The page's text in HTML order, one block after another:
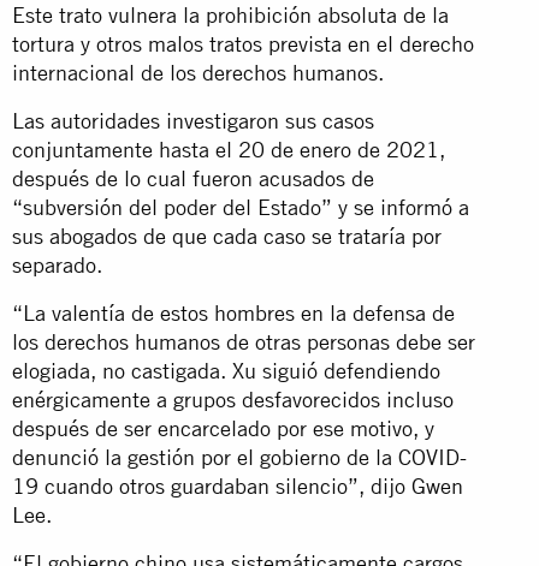
Este trato vulnera la prohibición absoluta de la
tortura y otros malos tratos prevista en el derecho
internacional de los derechos humanos.
Las autoridades investigaron sus casos
conjuntamente hasta el 20 de enero de 2021,
después de lo cual fueron acusados de
“subversión del poder del Estado” y se informó a
sus abogados de que cada caso se trataría por
separado.
“La valentía de estos hombres en la defensa de
los derechos humanos de otras personas debe ser
elogiada, no castigada. Xu siguió defendiendo
enérgicamente a grupos desfavorecidos incluso
después de ser encarcelado por ese motivo, y
denunció la gestión por el gobierno de la COVID-
19 cuando otros guardaban silencio”, dijo Gwen
Lee.